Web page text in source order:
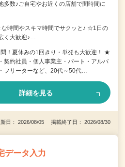
数♪ご自宅やお近くの店舗で間時間に
な時間やスキマ時間でサクッと♪ ☆1日の
く大歓迎♪…
！夏休みの1回きり・単発も大歓迎！ ★
契約社員・個人事業主・パート・アルバ
フリーターなど、20代～50代…
詳細を見る
日： 2026/08/05 掲載終了日： 2026/08/30
データ入力